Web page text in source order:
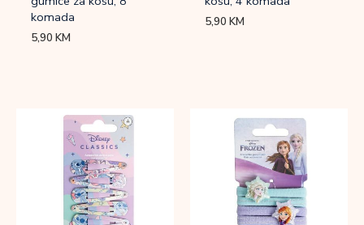
komada
5,90KM
5,90KM